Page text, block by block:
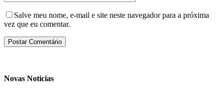
Salve meu nome, e-mail e site neste navegador para a próxima
vez que eu comentar.
Novas Noticias